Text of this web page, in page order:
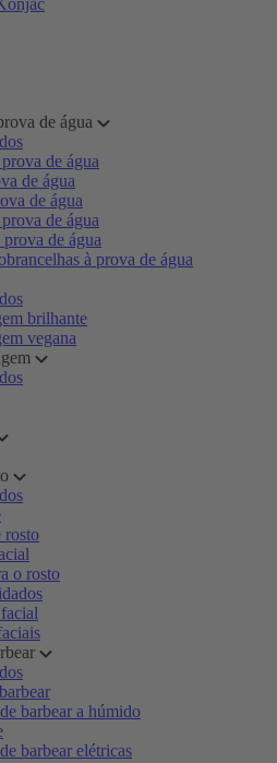
de água
de água
de água
de água
de água
prova de água
à prova de água
brilhante
vegana
rosto
o rosto
barbear a húmido
barbear elétricas